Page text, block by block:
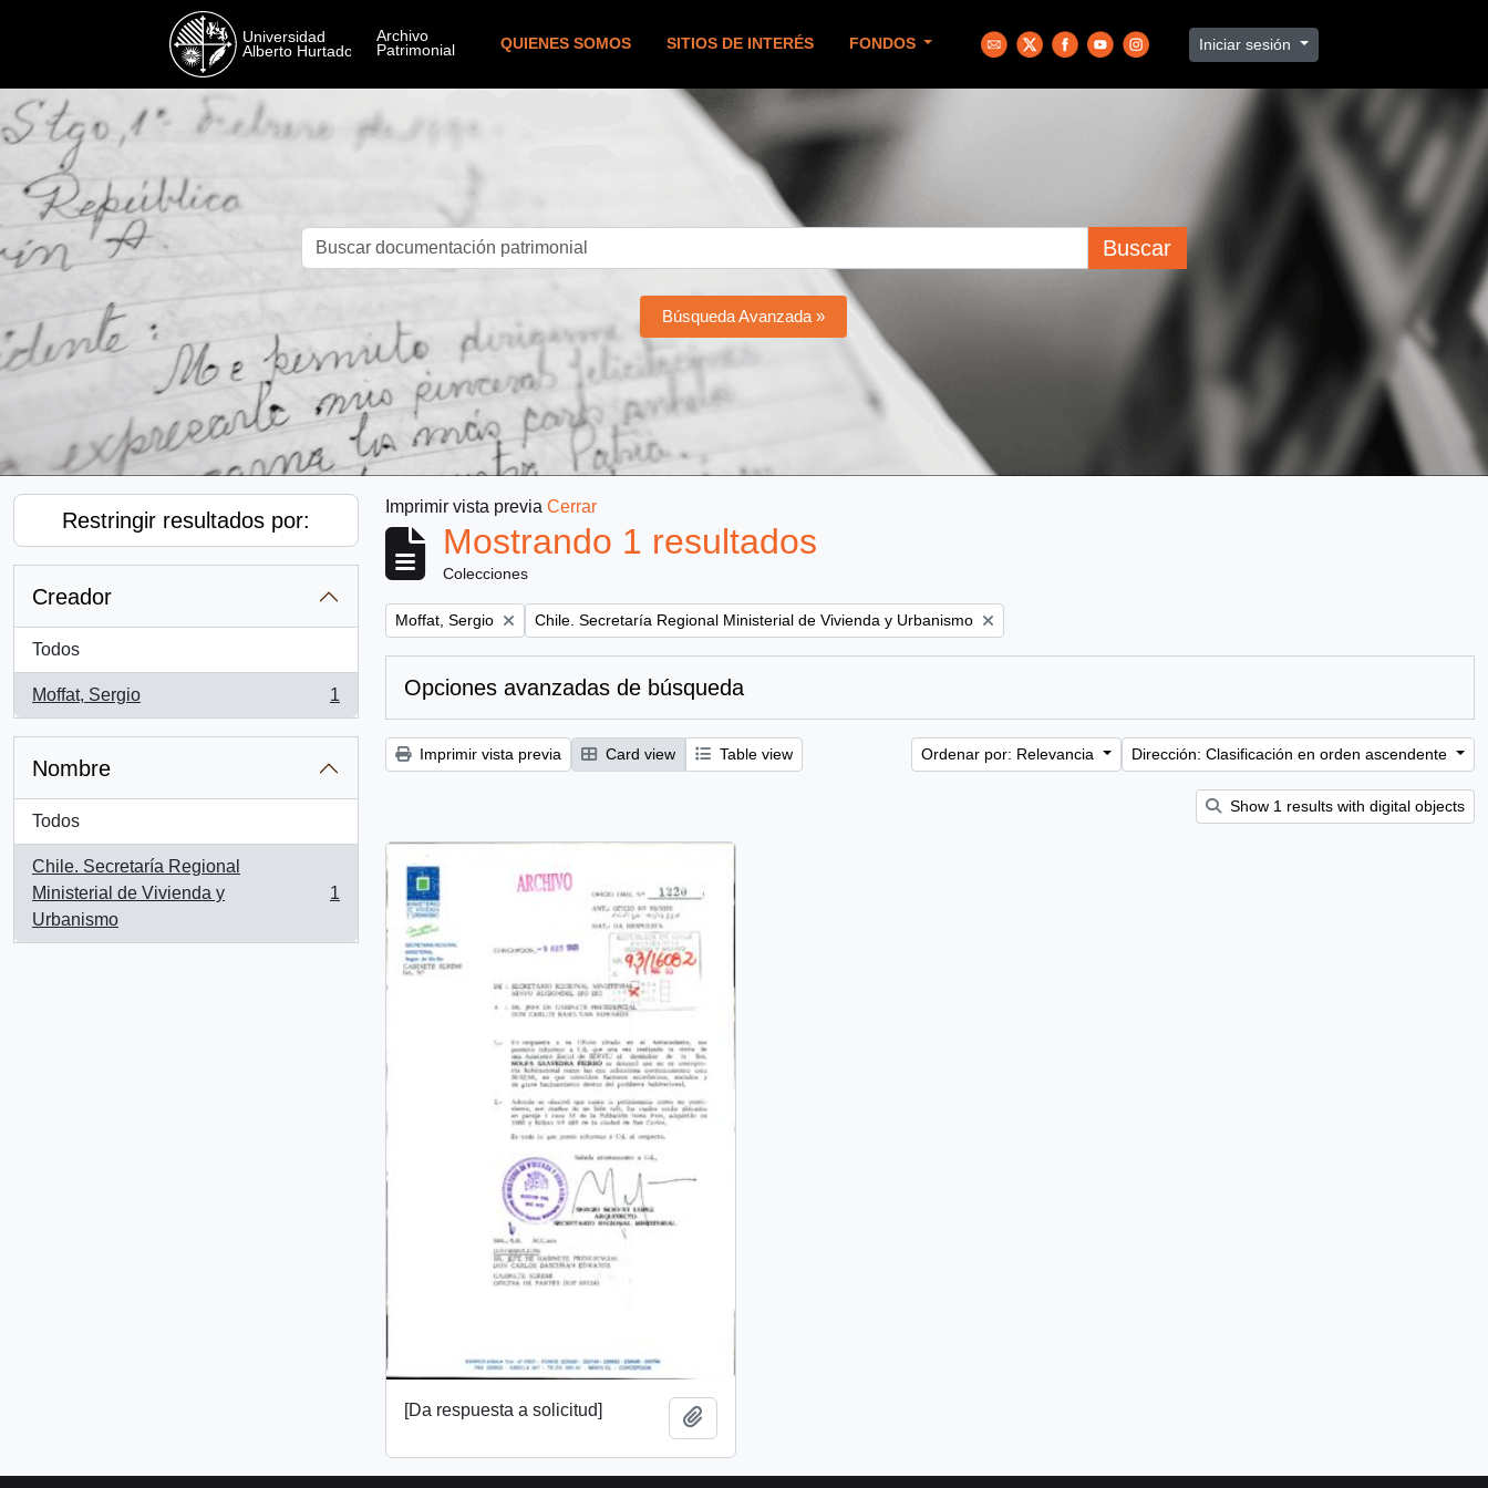
QUIENES SOMOS SITIOS DE INTERÉS FONDOS Iniciar sesión
Buscar
Búsqueda Avanzada »
Restringir resultados por:
Creador
Todos
Moffat, Sergio
, 1 resultados
1
Nombre
Todos
Chile. Secretaría Regional
Ministerial de Vivienda y
Urbanismo
, 1 resultados
1
Imprimir vista previa Cerrar
Mostrando 1 resultados
Colecciones
Remove filter:
Moffat, Sergio Remove filter:
Chile. Secretaría Regional Ministerial de Vivienda y Urbanismo
Opciones avanzadas de búsqueda
Imprimir vista previa Card view Table view Ordenar por: Relevancia Dirección: Clasificación en orden ascendente
Show 1 results with digital objects
[Da respuesta a solicitud]